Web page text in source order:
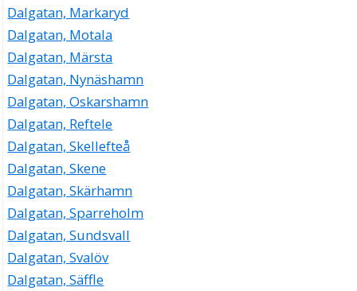
Dalgatan, Markaryd
Dalgatan, Motala
Dalgatan, Märsta
Dalgatan, Nynäshamn
Dalgatan, Oskarshamn
Dalgatan, Reftele
Dalgatan, Skellefteå
Dalgatan, Skene
Dalgatan, Skärhamn
Dalgatan, Sparreholm
Dalgatan, Sundsvall
Dalgatan, Svalöv
Dalgatan, Säffle